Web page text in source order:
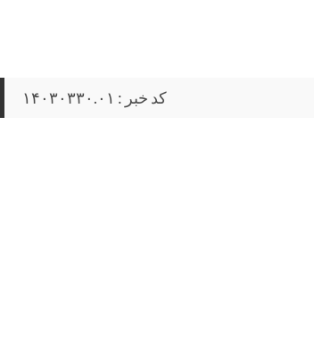
کد خبر : ۱۴۰۳۰۳۳۰.۰۱